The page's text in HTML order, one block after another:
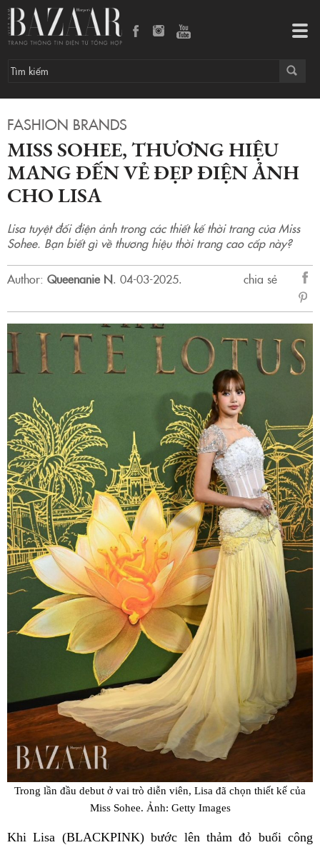
FASHION BRANDS
MISS SOHEE, THƯƠNG HIỆU
MANG ĐẾN VẺ ĐẸP ĐIỆN ẢNH
CHO LISA
Lisa tuyệt đối điện ảnh trong các thiết kế thời trang của Miss
Sohee. Bạn biết gì về thương hiệu thời trang cao cấp này?
Author: Queenanie N. 04-03-2025.
chia sẻ
sẻ
Trong lần đầu debut ở vai trò diễn viên, Lisa đã chọn thiết kế của
Miss Sohee. Ảnh: Getty Images
Khi Lisa (BLACKPINK) bước lên thảm đỏ buổi công